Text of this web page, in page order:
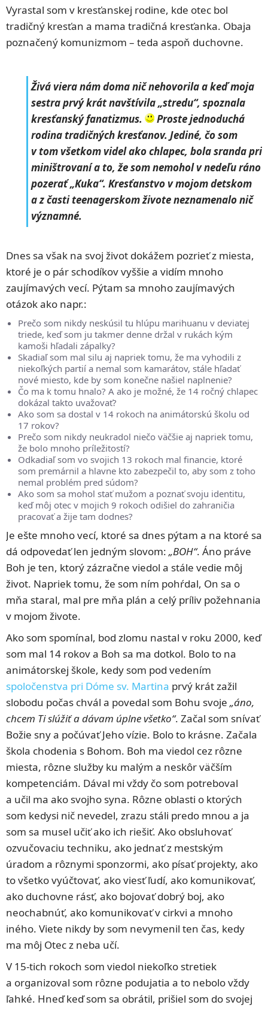
Vyrastal som v kresťanskej rodine, kde otec bol
tradičný kresťan a mama tradičná kresťanka. Obaja
poznačený komunizmom – teda aspoň duchovne.
Živá viera nám doma nič nehovorila a keď moja
sestra prvý krát navštívila „stredu“, spoznala
kresťanský fanatizmus.
Proste jednoduchá
rodina tradičných kresťanov. Jediné, čo som
v tom všetkom videl ako chlapec, bola sranda pri
miništrovaní a to, že som nemohol v nedeľu ráno
pozerať „Kuka“. Kresťanstvo v mojom detskom
a z časti teenagerskom živote neznamenalo nič
významné.
Dnes sa však na svoj život dokážem pozrieť z miesta,
ktoré je o pár schodíkov vyššie a vidím mnoho
zaujímavých vecí. Pýtam sa mnoho zaujímavých
otázok ako napr.:
Prečo som nikdy neskúsil tu hlúpu marihuanu v deviatej
triede, keď som ju takmer denne držal v rukách kým
kamoši hľadali zápalky?
Skadiaľ som mal silu aj napriek tomu, že ma vyhodili z
niekoľkých partií a nemal som kamarátov, stále hľadať
nové miesto, kde by som konečne našiel naplnenie?
Čo ma k tomu hnalo? A ako je možné, že 14 ročný chlapec
dokázal takto uvažovať?
Ako som sa dostal v 14 rokoch na animátorskú školu od
17 rokov?
Prečo som nikdy neukradol niečo väčšie aj napriek tomu,
že bolo mnoho príležitostí?
Odkadiaľ som vo svojich 13 rokoch mal financie, ktoré
som premárnil a hlavne kto zabezpečil to, aby som z toho
nemal problém pred súdom?
Ako som sa mohol stať mužom a poznať svoju identitu,
keď môj otec v mojich 9 rokoch odišiel do zahraničia
pracovať a žije tam dodnes?
Je ešte mnoho vecí, ktoré sa dnes pýtam a na ktoré sa
dá odpovedať len jedným slovom: „BOH“. Áno práve
Boh je ten, ktorý zázračne viedol a stále vedie môj
život. Napriek tomu, že som ním pohŕdal, On sa o
mňa staral, mal pre mňa plán a celý príliv požehnania
v mojom živote.
Ako som spomínal, bod zlomu nastal v roku 2000, keď
som mal 14 rokov a Boh sa ma dotkol. Bolo to na
animátorskej škole, kedy som pod vedením
spoločenstva pri Dóme sv. Martina prvý krát zažil
slobodu počas chvál a povedal som Bohu svoje „áno,
chcem Ti slúžiť a dávam úplne všetko“. Začal som snívať
Božie sny a počúvať Jeho vízie. Bolo to krásne. Začala
škola chodenia s Bohom. Boh ma viedol cez rôzne
miesta, rôzne služby ku malým a neskôr väčším
kompetenciám. Dával mi vždy čo som potreboval
a učil ma ako svojho syna. Rôzne oblasti o ktorých
som kedysi nič nevedel, zrazu stáli predo mnou a ja
som sa musel učiť ako ich riešiť. Ako obsluhovať
ozvučovaciu techniku, ako jednať z mestským
úradom a rôznymi sponzormi, ako písať projekty, ako
to všetko vyúčtovať, ako viesť ľudí, ako komunikovať,
ako duchovne rásť, ako bojovať dobrý boj, ako
neochabnúť, ako komunikovať v cirkvi a mnoho
iného. Viete nikdy by som nevymenil ten čas, kedy
ma môj Otec z neba učí.
V 15-tich rokoch som viedol niekoľko stretiek
a organizoval som rôzne podujatia a to nebolo vždy
ľahké. Hneď keď som sa obrátil, prišiel som do svojej